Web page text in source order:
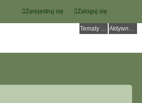
Zaloguj się
Zarejestruj się
Tematy bez odpowiedzi Aktywne tematy